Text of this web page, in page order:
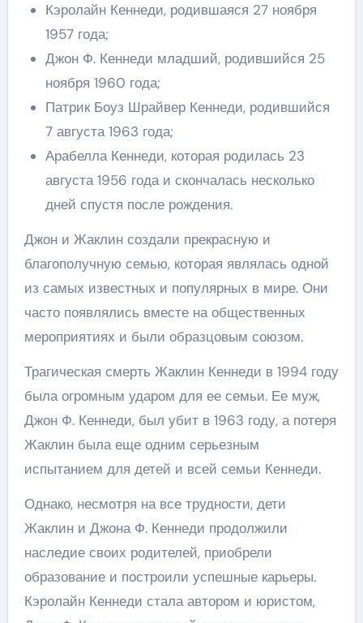
Кэролайн Кеннеди, родившаяся 27 ноября
1957 года;
Джон Ф. Кеннеди младший, родившийся 25
ноября 1960 года;
Патрик Боуз Шрайвер Кеннеди, родившийся
7 августа 1963 года;
Арабелла Кеннеди, которая родилась 23
августа 1956 года и скончалась несколько
дней спустя после рождения.
Джон и Жаклин создали прекрасную и
благополучную семью, которая являлась одной
из самых известных и популярных в мире. Они
часто появлялись вместе на общественных
мероприятиях и были образцовым союзом.
Трагическая смерть Жаклин Кеннеди в 1994 году
была огромным ударом для ее семьи. Ее муж,
Джон Ф. Кеннеди, был убит в 1963 году, а потеря
Жаклин была еще одним серьезным
испытанием для детей и всей семьи Кеннеди.
Однако, несмотря на все трудности, дети
Жаклин и Джона Ф. Кеннеди продолжили
наследие своих родителей, приобрели
образование и построили успешные карьеры.
Кэролайн Кеннеди стала автором и юристом,